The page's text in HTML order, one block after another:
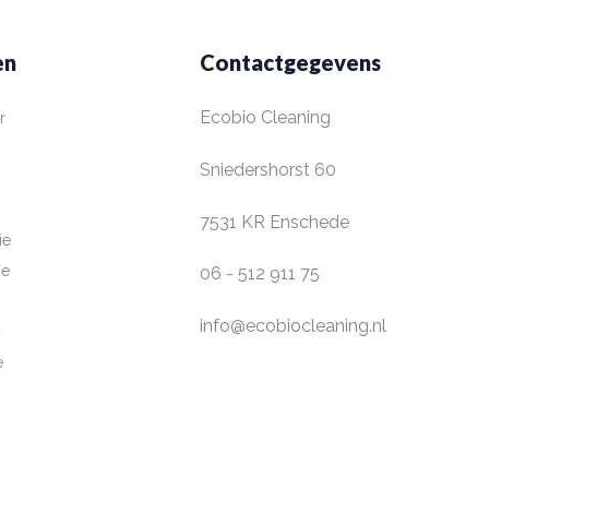
Contactgegevens
Ecobio Cleaning
Sniedershorst 60
7531 KR Enschede
06 - 512 911 75
info@ecobiocleaning.nl